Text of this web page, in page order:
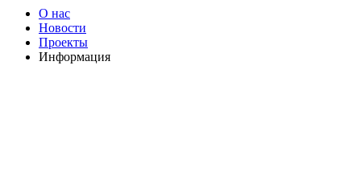
О нас
Новости
Проекты
Информация